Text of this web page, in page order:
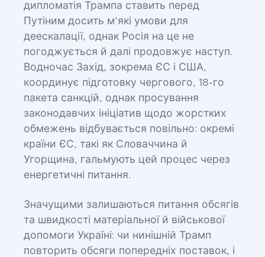
дипломатія Трампа ставить перед
Путіним досить м’які умови для
деескалації, однак Росія на це не
погоджується й далі продовжує наступ.
Водночас Захід, зокрема ЄС і США,
координує підготовку чергового, 18-го
пакета санкцій, однак просування
законодавчих ініціатив щодо жорстких
обмежень відбувається повільно: окремі
країни ЄС, такі як Словаччина й
Угорщина, гальмують цей процес через
енергетичні питання.
Значущими залишаються питання обсягів
та швидкості матеріальної й військової
допомоги Україні: чи нинішній Трамп
повторить обсяги попередніх поставок, і